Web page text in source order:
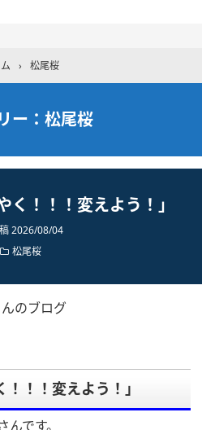
› 松尾桜
ー：松尾桜
く！！！変えよう！」
2026/08/04
松尾桜
のブログ
！！変えよう！」
です。